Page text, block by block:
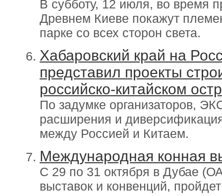
В субботу, 12 июля, во время
Древнем Киеве покажут
парке со всех сторон света.
Хабаровский край на
представил проекты
российско-китайском
По задумке организаторов,
расширения и
между Россией и Китаем.
Международная конная
C 29 по 31 октября в Дубае
выставок и конвенций,